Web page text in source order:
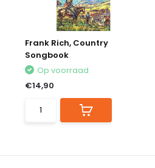
Frank Rich, Country
Songbook
Op voorraad
€14,90